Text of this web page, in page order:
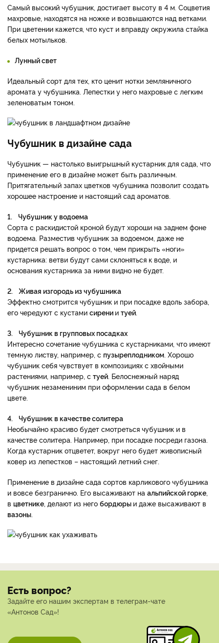
Самый высокий чубушник, достигает высоту в 4 м. Соцветия
махровые, находятся на ножке и возвышаются над ветками.
При цветении кажется, что куст и вправду окружила стайка
белых мотыльков.
Лунный свет
Идеальный сорт для тех, кто ценит нотки земляничного
аромата у чубушника. Лепестки у него махровые с легким
зеленоватым тоном.
Чубушник в дизайне сада
Чубушник — настолько выигрышный кустарник для сада, что
применение его в дизайне может быть различным.
Притягательный запах цветков чубушника позволит создать
хорошее настроение и настоящий сад ароматов.
1. Чубушник у водоема
Сорта с раскидистой кроной будут хороши на заднем фоне
водоема. Разместив чубушник за водоемом, даже не
придется решать вопрос о том, чем прикрыть «ноги»
кустарника: ветви будут сами склоняться к воде, и
основания кустарника за ними видно не будет.
2. Живая изгородь из чубушника
Эффектно смотрится чубушник и при посадке вдоль забора,
его чередуют с кустами сирени и туей
3. Чубушник в групповых посадках
Интересно сочетание чубушника с кустарниками, что имеют
темную листву, например, с пузыреплодником . Хорошо
чубушник себя чувствует в композициях с хвойными
растениями, например, с туей . Белоснежный наряд
чубушник незамениним при оформлении сада в белом
цвете.
4. Чубушник в качестве солитера
Необычайно красиво будет смотреться чубушник и в
качестве солитера. Например, при посадке посреди газона.
Когда кустарник отцветет, вокруг него будет живописный
ковер из лепестков – настоящий летний снег.
Применение в дизайне сада сортов карликового чубушника
и вовсе безгранично. Его высаживают на альпийской горке
в цветнике , делают из него бордюры и даже высаживают в
вазоны
Есть вопрос?
Задайте его нашим экспертам в телеграм-чате
«Антонов Сад»!